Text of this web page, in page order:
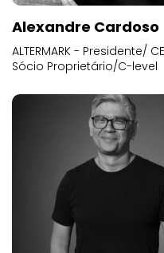
Alexandre Cardoso
ALTERMARK - Presidente/
Sócio Proprietário/C-level